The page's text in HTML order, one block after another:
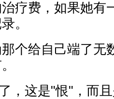
疗费，如果她有
。
个给自己端了无
，这是"恨"，而